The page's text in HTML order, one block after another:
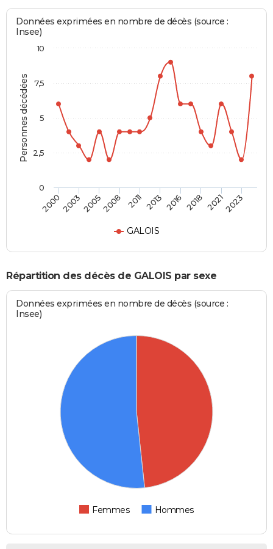
Personnes décédées
Données exprimées en nombre de décès (source :
Insee)
GALOIS
2000200320052008 2011 2013 2016 2018 20212023
0
10
2,5
5
7,5
Répartition des décès de GALOIS par sexe
Données exprimées en nombre de décès (source :
Insee)
Femmes Hommes